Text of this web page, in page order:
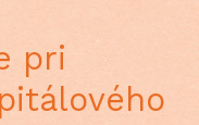
pri